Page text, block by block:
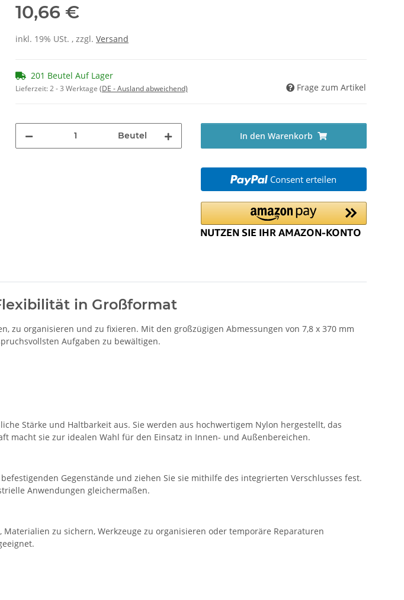
10,66 €
inkl. 19% USt. , zzgl. Versand
201 Beutel Auf Lager
Lieferzeit:2 - 3 Werktage (DE - Ausland abweichend) Frage zum Artikel
Beutel In den Warenkorb
Consent erteilen
in Großformat
zu organisieren und zu fixieren. Mit den großzügigen Abmessungen von 7,8 x 370 mm
Aufgaben zu bewältigen.
Stärke und Haltbarkeit aus. Sie werden aus hochwertigem Nylon hergestellt, das
macht sie zur idealen Wahl für den Einsatz in Innen- und Außenbereichen.
Gegenstände und ziehen Sie sie mithilfe des integrierten Verschlusses fest.
Anwendungen gleichermaßen.
zu sichern, Werkzeuge zu organisieren oder temporäre Reparaturen